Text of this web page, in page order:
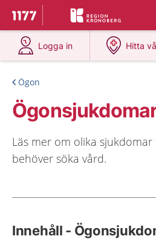
Till startsidan för 1177
Du har valt region
Logga in
på 1177.se
Hitta
på
Ögon
Läs mer om olika
behöver söka vård.
Innehåll -